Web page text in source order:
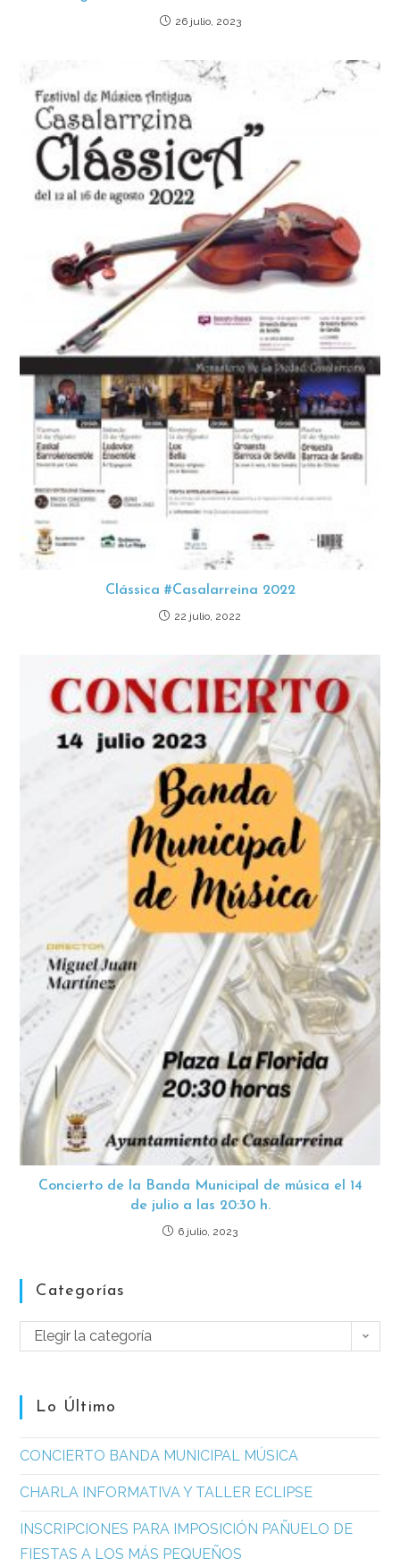
26 julio, 2023
Clássica #Casalarreina 2022
22 julio, 2022
Concierto de la Banda Municipal de música el 14
de julio a las 20:30 h.
6 julio, 2023
Categorías
Elegir la categoría
Lo Último
CONCIERTO BANDA MUNICIPAL MÚSICA
CHARLA INFORMATIVA Y TALLER ECLIPSE
INSCRIPCIONES PARA IMPOSICIÓN PAÑUELO DE
FIESTAS A LOS MÁS PEQUEÑOS